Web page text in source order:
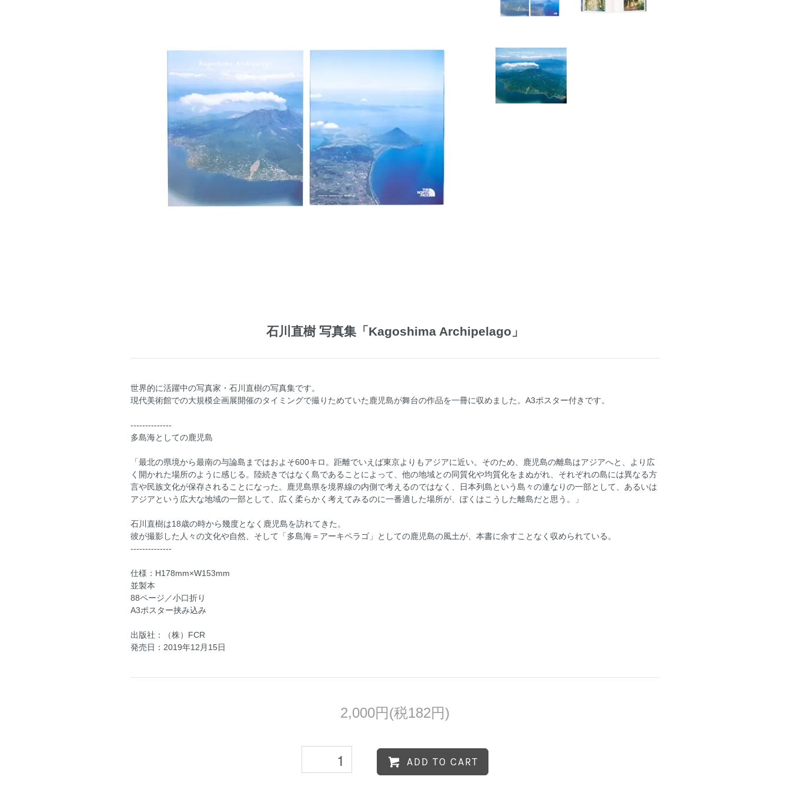
石川直樹 写真集「Kagoshima Archipelago」
世界的に活躍中の写真家・石川直樹の写真集です。
現代美術館での大規模企画展開催のタイミングで撮りためていた鹿児島が舞台の作品を一冊に収めました。A3ポスター付きです。
--------------
多島海としての鹿児島
「最北の県境から最南の与論島まではおよそ600キロ。距離でいえば東京よりもアジアに近い。そのため、鹿児島の離島はアジアへと、より広
く開かれた場所のように感じる。陸続きではなく島であることによって、他の地域との同質化や均質化をまぬがれ、それぞれの島には異なる方
言や民族文化が保存されることになった。鹿児島県を境界線の内側で考えるのではなく、日本列島という島々の連なりの一部として、あるいは
アジアという広大な地域の一部として、広く柔らかく考えてみるのに一番適した場所が、ぼくはこうした離島だと思う。」
石川直樹は18歳の時から幾度となく鹿児島を訪れてきた。
彼が撮影した人々の文化や自然、そして「多島海＝アーキペラゴ」としての鹿児島の風土が、本書に余すことなく収められている。
--------------
仕様：H178mm×W153mm
並製本
88ページ／小口折り
A3ポスター挟み込み
出版社：（株）FCR
発売日：2019年12月15日
2,000円(税182円)
ADD TO CART